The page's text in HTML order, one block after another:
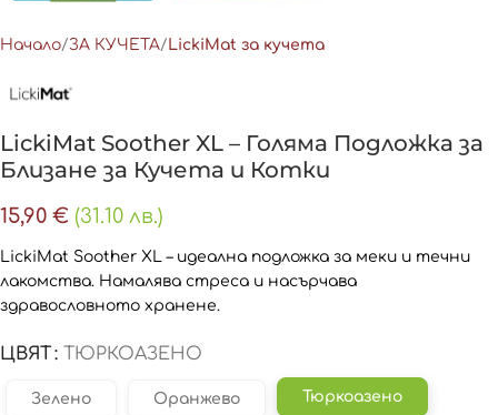
Начало ЗА КУЧЕТА LickiMat за кучета
LickiMat Soother XL – Голяма Подложка за
Близане за Кучета и Котки
15,90 € (31.10 лв.)
LickiMat Soother XL – идеална подложка за меки и течни
лакомства. Намалява стреса и насърчава
здравословното хранене.
ЦВЯТ ТЮРКОАЗЕНО
Зелено Оранжево Тюркоазено